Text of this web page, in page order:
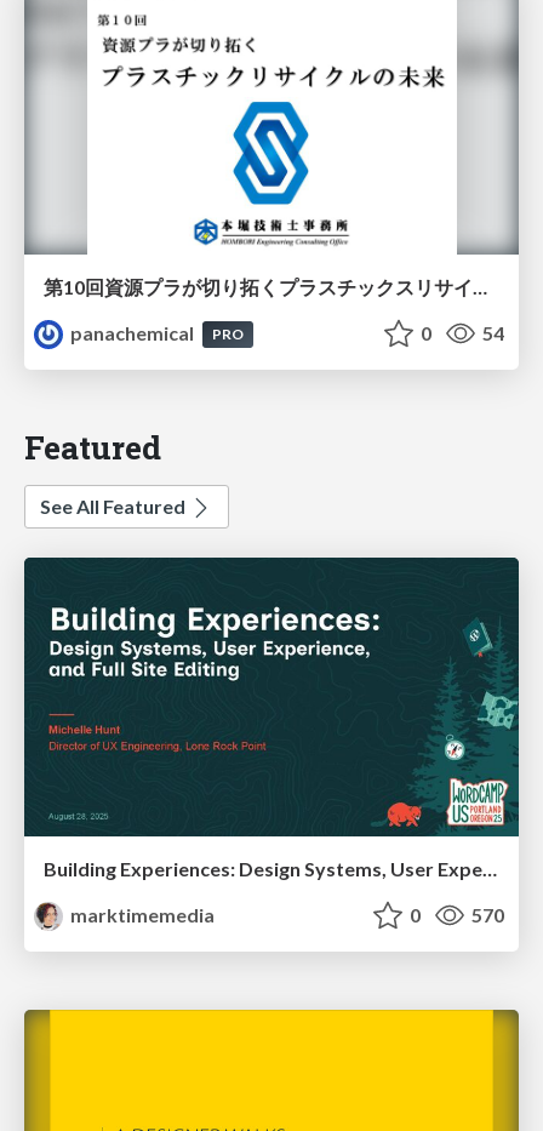
第10回資源プラが切り拓くプラスチックスリサイクルの未来
panachemical
PRO 0 54
Featured
See All Featured
marktimemedia
0 570